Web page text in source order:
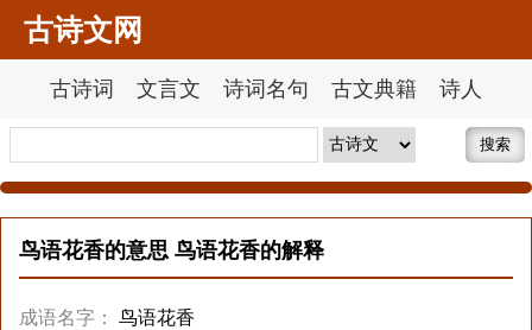
古诗文网
古诗词 文言文 诗词名句 古文典籍 诗人
搜索
鸟语花香的意思 鸟语花香的解释
成语名字： 鸟语花香